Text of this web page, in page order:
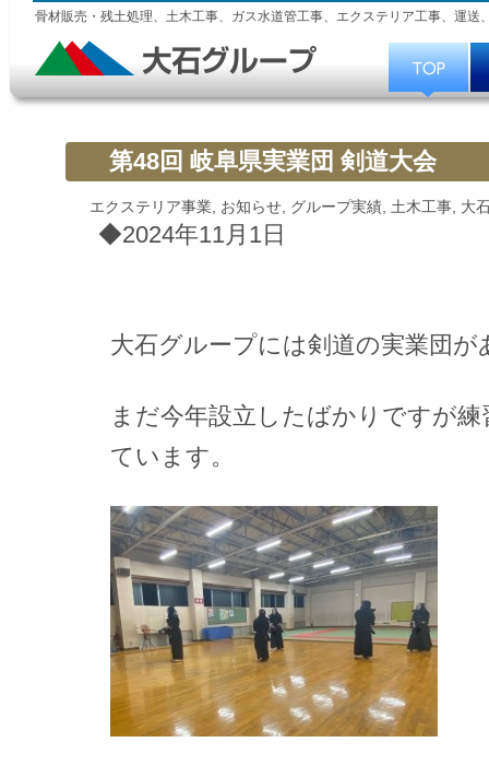
骨材販売・残土処理、土木工事、ガス水道管工事、エクステリア工事、運送
第48回 岐阜県実業団 剣道大会
エクステリア事業 お知らせ グループ実績 土木工事 大
◆2024年11月1日
大石グループには剣道の実業団が
まだ今年設立したばかりですが
ています。